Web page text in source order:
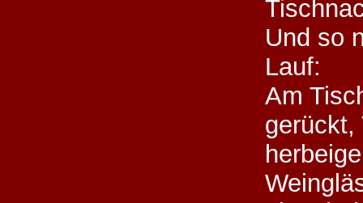
Und so
Lauf:
Am
gerückt,